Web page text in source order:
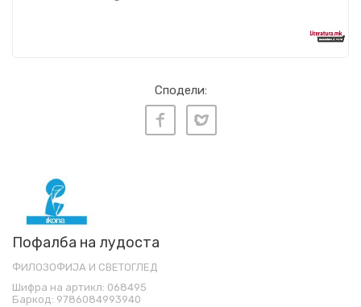
Сподели:
Пофалба на лудоста
ФИЛОЗОФИЈА И СВЕТОГЛЕД
Шифра на артикл: 068495
Баркод: 9786084993940